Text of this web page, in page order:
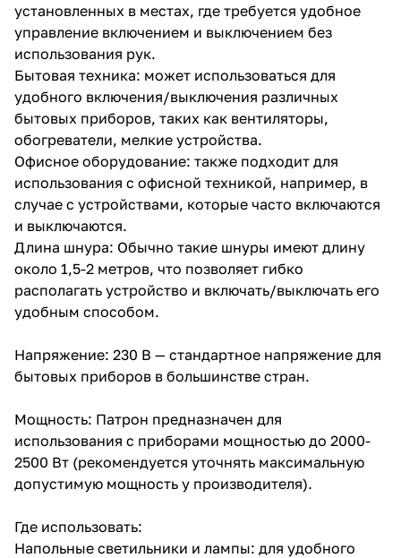
установленных в местах, где требуется удобное
управление включением и выключением без
использования рук.
Бытовая техника: может использоваться для
удобного включения/выключения различных
бытовых приборов, таких как вентиляторы,
обогреватели, мелкие устройства.
Офисное оборудование: также подходит для
использования с офисной техникой, например, в
случае с устройствами, которые часто включаются
и выключаются.
Длина шнура: Обычно такие шнуры имеют длину
около 1,5-2 метров, что позволяет гибко
располагать устройство и включать/выключать его
удобным способом.
Напряжение: 230 В — стандартное напряжение для
бытовых приборов в большинстве стран.
Мощность: Патрон предназначен для
использования с приборами мощностью до 2000-
2500 Вт (рекомендуется уточнять максимальную
допустимую мощность у производителя).
Где использовать:
Напольные светильники и лампы: для удобного